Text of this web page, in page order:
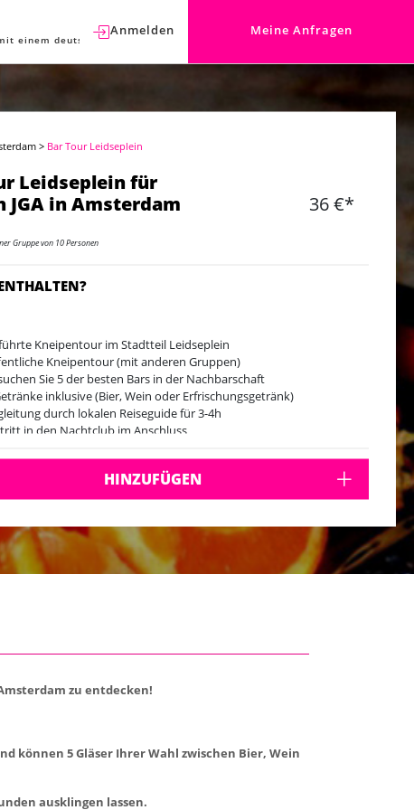
einem deutschen Berater sprechen.
Anmelden Meine Anfragen
> Bar Tour Leidseplein
Leidseplein für
JGA in Amsterdam
36 €*
Gruppe von 10 Personen
Kneipentour im Stadtteil Leidseplein
Kneipentour (mit anderen Gruppen)
Sie 5 der besten Bars in der Nachbarschaft
inklusive (Bier, Wein oder Erfrischungsgetränk)
durch lokalen Reiseguide für 3-4h
in den Nachtclub im Anschluss
HINZUFÜGEN
zu entdecken!
können 5 Gläser Ihrer Wahl zwischen Bier, Wein
ausklingen lassen.